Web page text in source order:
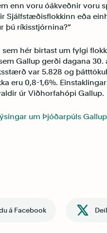
enn voru óákveðnir voru
Sjálfstæðisflokkinn eða
þú ríkisstjórnina?”
hér birtast um fylgi
Gallup gerði dagana 30.
var 5.828 og
eru 0,8-1,6%.
úr Viðhorfahópi Gallup.
um Þjóðarpúls Gallup
á Facebook